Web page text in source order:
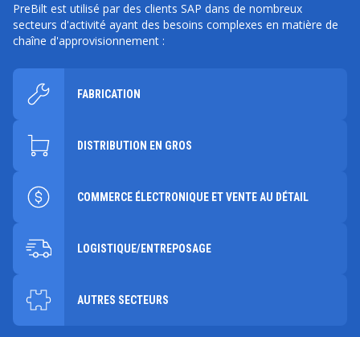
PreBilt est utilisé par des clients SAP dans de nombreux
secteurs d'activité ayant des besoins complexes en matière de
chaîne d'approvisionnement :
FABRICATION
DISTRIBUTION EN GROS
COMMERCE ÉLECTRONIQUE ET VENTE AU DÉTAIL
LOGISTIQUE/ENTREPOSAGE
AUTRES SECTEURS